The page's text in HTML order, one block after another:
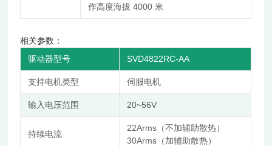
作高度海拔 4000 米
相关参数：
驱动器型号
SVD4822RC-AA
支持电机类型 伺服电机
输入电压范围 20~56V
持续电流
22Arms （不加辅助散热）
30Arms （加辅助散热）